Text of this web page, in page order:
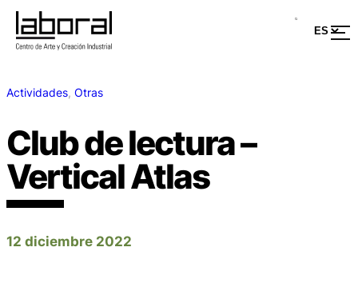
Actividades, Otras
Club de lectura –
Vertical Atlas
12 diciembre 2022